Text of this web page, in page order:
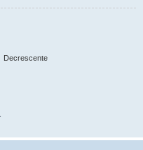
Decrescente